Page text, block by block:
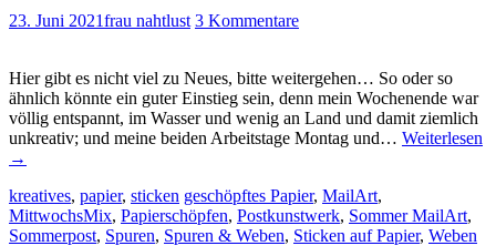
23. Juni 2021frau nahtlust 3 Kommentare
Hier gibt es nicht viel zu Neues, bitte weitergehen… So oder so
ähnlich könnte ein guter Einstieg sein, denn mein Wochenende war
völlig entspannt, im Wasser und wenig an Land und damit ziemlich
unkreativ; und meine beiden Arbeitstage Montag und… Weiterlesen
→
kreatives, papier, sticken geschöpftes Papier, MailArt,
MittwochsMix, Papierschöpfen, Postkunstwerk, Sommer MailArt,
Sommerpost, Spuren, Spuren & Weben, Sticken auf Papier, Weben